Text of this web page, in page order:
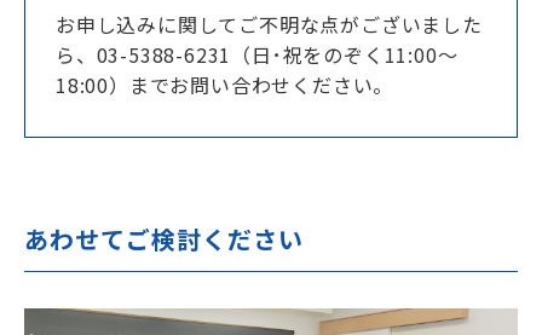
お申し込みに関してご不明な点がございました
ら、03-5388-6231（日･祝をのぞく11:00～
18:00）までお問い合わせください。
あわせてご検討ください